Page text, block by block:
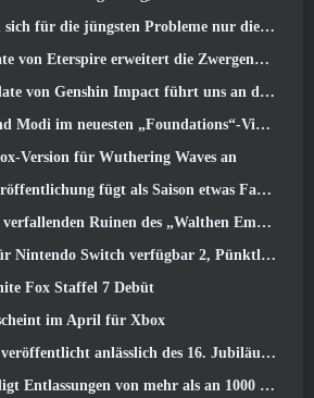
für die jüngsten Probleme nur die Schuld geben
die Zwergenminen und bietet eine vollständige Überarbeitung des Bosskampfs
uns an den Ort, von dem Mondstadt immer wieder spricht, den wir aber noch nie gesehen haben
Modi im neuesten „Foundations“-Video
Version für Wuthering Waves an
fügt als Saison etwas Fantasie hinzu 10 Startet
des „Walthen Empire“ im nächsten großen Update von RAVEN2
verfügbar 2, Pünktlich zum Start von Shadowgrapher
Fox Staffel 7 Debüt
im April für Xbox
des 16. Jubiläums eine Minidokumentation über die Ursprünge der Föderation
als an 1000 Mitarbeiter, Unter Berufung auf „Abschwung im Fortnite-Engagement“